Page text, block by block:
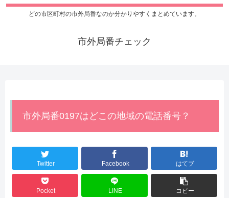
どの市区町村の市外局番なのか分かりやすくまとめています。
市外局番チェック
市外局番0197はどこの地域の電話番号？
Twitter Facebook はてブ
Pocket LINE コピー